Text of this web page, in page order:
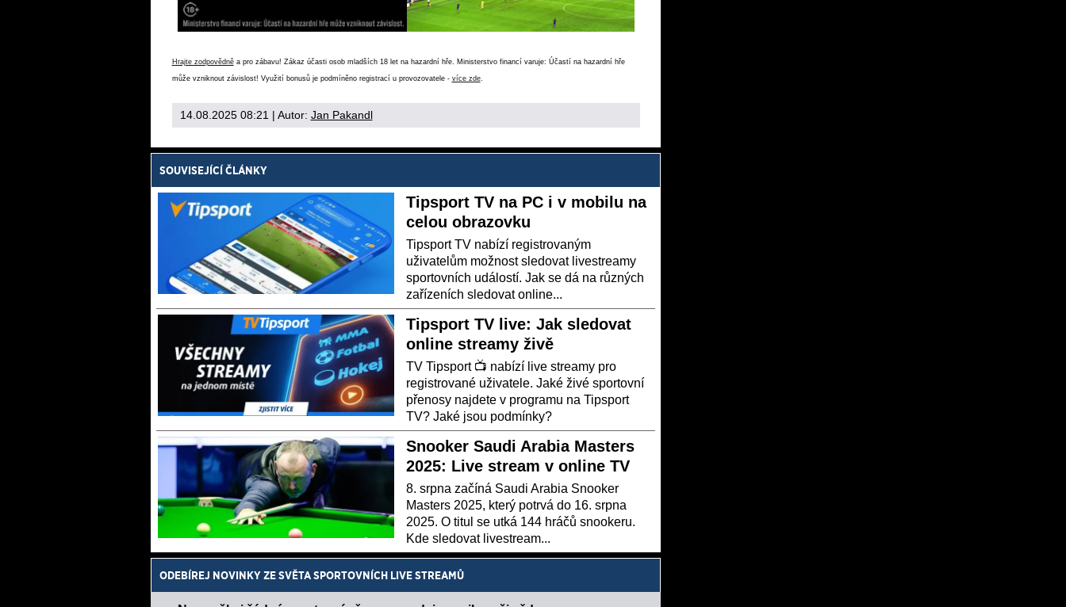
Hrajte zodpovědněa pro zábavu! Zákaz účasti osob mladších 18 let na hazardní hře. Ministerstvo financí varuje: Účastí na hazardní hře
může vzniknout závislost! Využití bonusů je podmíněno registrací u provozovatele - více zde.
14.08.2025 08:21 | Autor: Jan Pakandl
SOUVISEJÍCÍ ČLÁNKY
Tipsport TV na PC i v mobilu na
celou obrazovku
Tipsport TV nabízí registrovaným
uživatelům možnost sledovat livestreamy
sportovních událostí. Jak se dá na různých
zařízeních sledovat online...
Tipsport TV live: Jak sledovat
online streamy živě
TV Tipsport 📺 nabízí live streamy pro
registrované uživatele. Jaké živé sportovní
přenosy najdete v programu na Tipsport
TV? Jaké jsou podmínky?
Snooker Saudi Arabia Masters
2025: Live stream v online TV
8. srpna začíná Saudi Arabia Snooker
Masters 2025, který potrvá do 16. srpna
2025. O titul se utká 144 hráčů snookeru.
Kde sledovat livestream...
ODEBÍREJ NOVINKY ZE SVĚTA SPORTOVNÍCH LIVE STREAMŮ